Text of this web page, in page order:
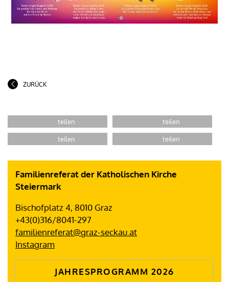
ZURÜCK
Familienreferat der Katholischen Kirche
Steiermark
Bischofplatz 4, 8010 Graz
+43(0)316/8041-297
familienreferat@graz-seckau.at
Instagram
JAHRESPROGRAMM 2026